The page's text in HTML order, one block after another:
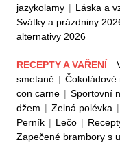
jazykolamy | Láska a
Svátky a prázdniny
alternativy 2026
RECEPTY A VAŘENÍ
smetaně | Čokoládové
con carne | Sportovní
džem | Zelná polévka |
Perník | Lečo |
Zapečené brambory s